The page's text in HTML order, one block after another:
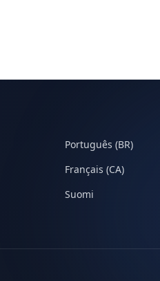
Português (BR)
Français (CA)
Suomi